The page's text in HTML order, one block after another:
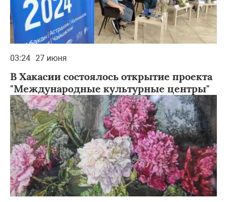
03:24 27 июня
В Хакасии состоялось открытие проекта
"Международные культурные центры"